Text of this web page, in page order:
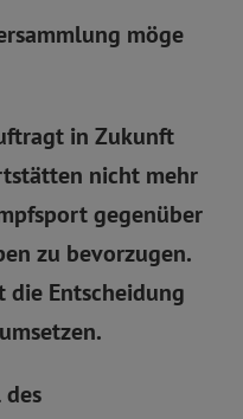
möge
in Zukunft
nicht mehr
gegenüber
zu bevorzugen.
die Entscheidung